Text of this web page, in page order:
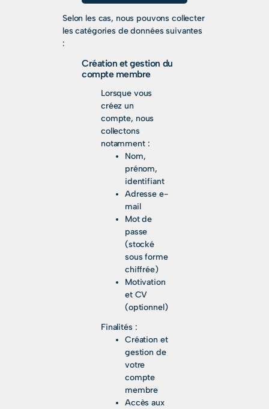
Selon les cas, nous pouvons collecter
les catégories de données suivantes
:
Création et gestion du
compte membre
Lorsque vous
créez un
compte, nous
collectons
notamment :
Nom,
prénom,
identifiant
Adresse e-
mail
Mot de
passe
(stocké
sous forme
chiffrée)
Motivation
et CV
(optionnel)
Finalités :
Création et
gestion de
votre
compte
membre
Accès aux